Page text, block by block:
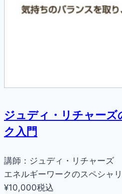
ジュディ・リチャーズ
ク入門
講師：ジュディ・リチャーズ
エネルギーワークのスペシャ
¥10,000税込